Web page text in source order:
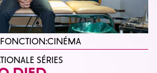
FONCTION:CINÉMA
SÉRIES